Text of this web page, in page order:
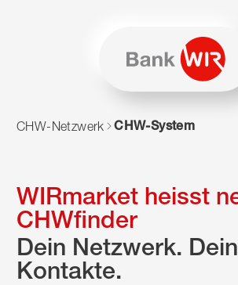
Zum Navigieren dieser Seite wird
CHW-Netzwerk CHW-System
WIRmarket heisst
CHWfinder
Dein Netzwerk.
Kontakte.